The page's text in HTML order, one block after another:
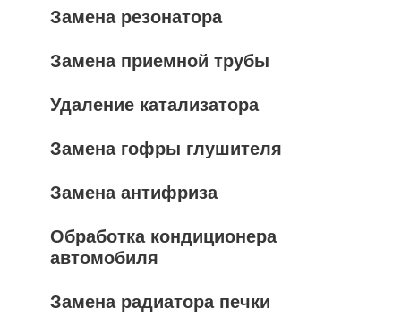
Замена резонатора
Замена приемной трубы
Удаление катализатора
Замена гофры глушителя
Замена антифриза
Обработка кондиционера
автомобиля
Замена радиатора печки